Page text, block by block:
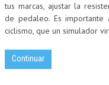
tus marcas, ajustar la
de pedaleo. Es
ciclismo, que un simulador
Continuar